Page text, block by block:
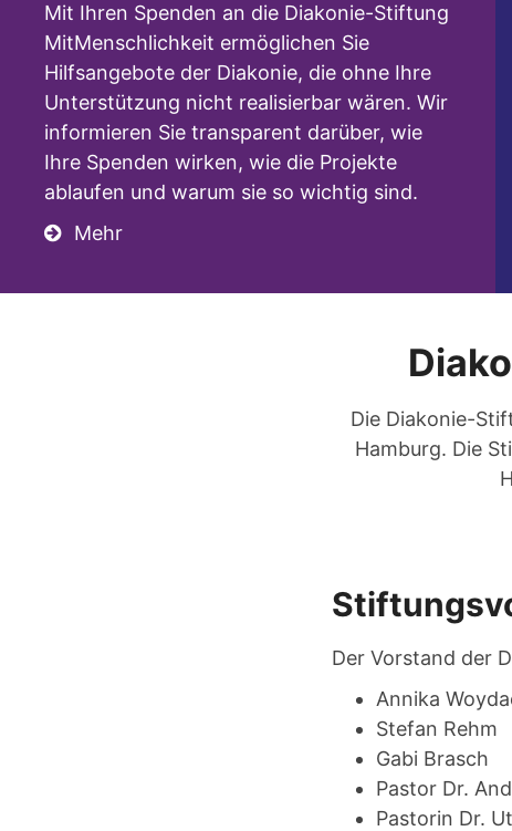
Mit Ihren Spenden an die Diakonie-Stiftung
MitMenschlichkeit ermöglichen Sie
Hilfsangebote der Diakonie, die ohne Ihre
Unterstützung nicht realisierbar wären. Wir
informieren Sie transparent darüber, wie
Ihre Spenden wirken, wie die Projekte
ablaufen und warum sie so wichtig sind.
Mehr
Die Diakonie-
Hamburg. Die
Der Vorstand der
Annika
Stefan Rehm
Gabi Brasch
Pastor Dr.
Pastorin Dr.